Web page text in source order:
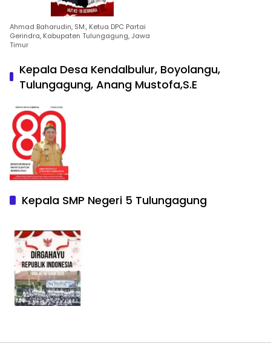
Ahmad Baharudin, SM., Ketua DPC Partai
Gerindra, Kabupaten Tulungagung, Jawa
Timur
Kepala Desa Kendalbulur, Boyolangu,
Tulungagung, Anang Mustofa,S.E
Kepala SMP Negeri 5 Tulungagung